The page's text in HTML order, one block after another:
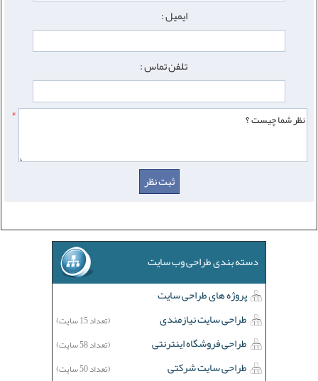
ایمیل :
تلفن تماس :
*
دسته بندی طراحی وب سایت
پروژه های طراحی سایت
طراحی سایت نیازمندی
(تعداد 15 سایت)
طراحی فروشگاه اینترنتی (تعداد 58 سایت)
طراحی سایت شرکتی (تعداد 50 سایت)